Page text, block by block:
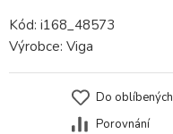
Kód: i168_48573
Výrobce: Viga
Do oblíbených
Porovnání